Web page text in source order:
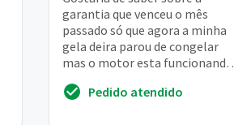
garantia que venceu o mês
passado só que agora a minha
gela deira parou de congelar
mas o motor esta funcionando.
faço Pedido atendido